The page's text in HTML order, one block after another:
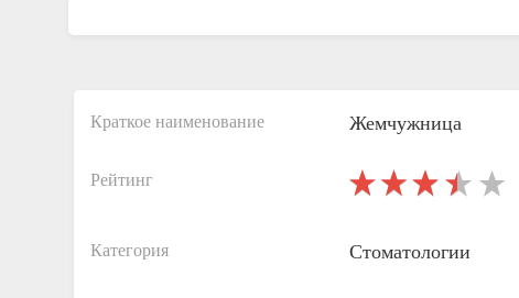
Краткое наименование Жемчужница
Рейтинг
Категория Стоматологии